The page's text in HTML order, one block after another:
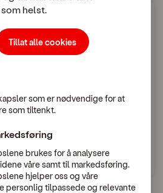
i utlandet
eller sender SMS / MMS
som helst.
Tillat alle cookies
som er nødvendige for at
som tiltenkt.
brukes for å analysere
våre samt til markedsføring.
hjelper oss og våre
personlig tilpassede og relevante